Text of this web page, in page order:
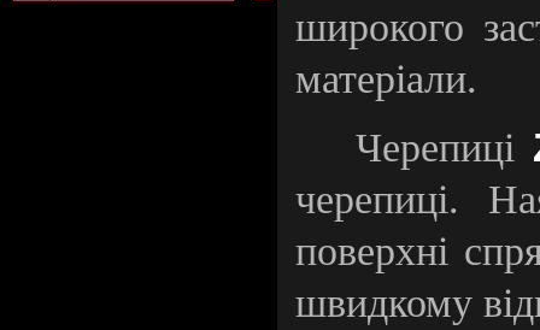
широкого
матеріали.
Черепиці
черепиці.
поверхні
швидкому